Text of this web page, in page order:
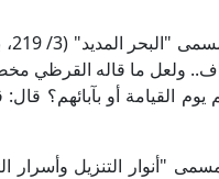
ولعل ما قاله القرظي
القيامة أو بآبائهم؟